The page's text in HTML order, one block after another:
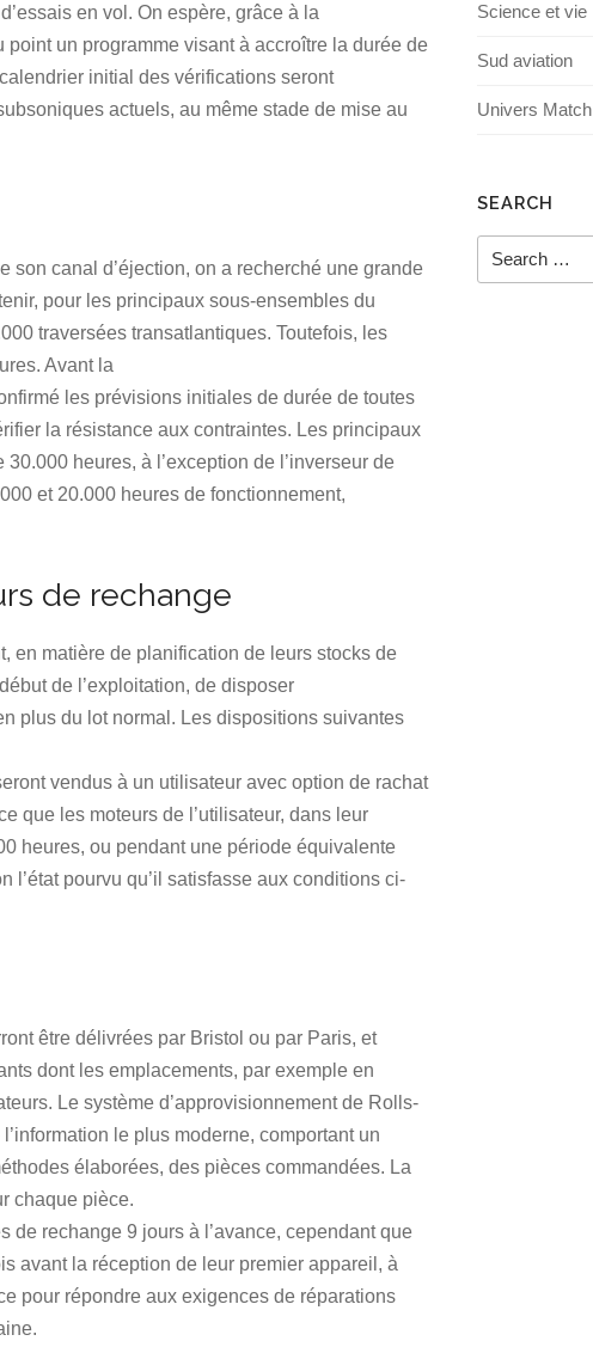
en vol. On espère, grâce à la
un programme visant à accroître la durée de
initial des vérifications seront
actuels, au même stade de mise au
son canal d’éjection, on a recherché une grande
pour les principaux sous-ensembles du
traversées transatlantiques. Toutefois, les
Avant la
les prévisions initiales de durée de toutes
la résistance aux contraintes. Les principaux
heures, à l’exception de l’inverseur de
et 20.000 heures de fonctionnement,
de rechange
en matière de planification de leurs stocks de
de l’exploitation, de disposer
plus du lot normal. Les dispositions suivantes
vendus à un utilisateur avec option de rachat
que les moteurs de l’utilisateur, dans leur
heures, ou pendant une période équivalente
l’état pourvu qu’il satisfasse aux conditions ci-
être délivrées par Bristol ou par Paris, et
dont les emplacements, par exemple en
Le système d’approvisionnement de Rolls-
le plus moderne, comportant un
élaborées, des pièces commandées. La
chaque pièce.
rechange 9 jours à l’avance, cependant que
avant la réception de leur premier appareil, à
pour répondre aux exigences de réparations
Science et vie
Sud aviation
Univers Match
SEARCH
Search for: